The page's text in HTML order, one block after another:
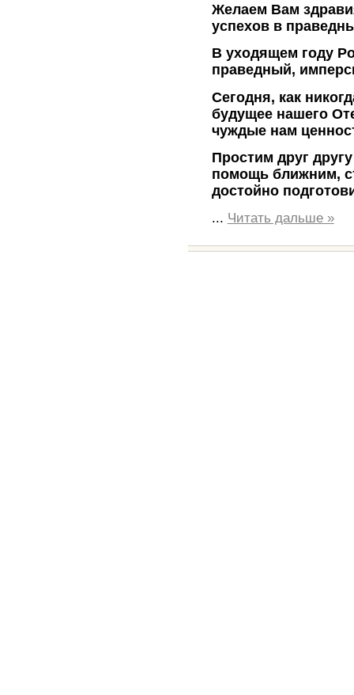
Желаем Вам
успехов в
В уходящем году
праведный,
Сегодня, как
будущее нашего
чуждые нам
Простим друг
помощь ближним,
достойно
... Читать дальше »